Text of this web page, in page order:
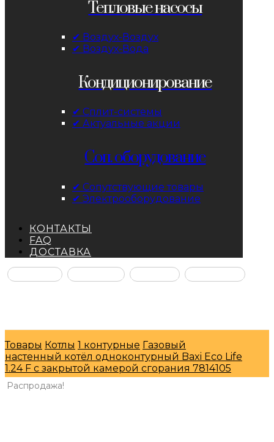
Тепловые насосы
✔ Воздух-Воздух
✔ Воздух-Вода
Кондиционирование
✔ Сплит-системы
✔ Актуальные акции
Соп. оборудование
✔ Сопутствующие товары
✔ Электрооборудование
КОНТАКТЫ
FAQ
ДОСТАВКА
Facebook Instagram YouTube ВКонтакте
Товары Котлы 1 контурные Газовый
настенный котёл одноконтурный Baxi Eco Life
1.24 F с закрытой камерой сгорания 7814105
Распродажа!